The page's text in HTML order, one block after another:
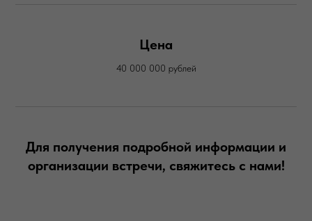
Цена
40 000 000 рублей
Для получения подробной информации и
организации встречи, свяжитесь с нами!